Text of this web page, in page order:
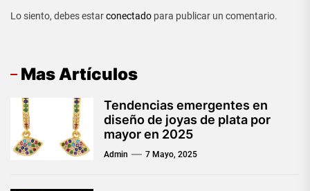
Lo siento, debes estarconectado para publicar un comentario.
Mas Artículos
Tendencias emergentes en
diseño de joyas de plata por
mayor en 2025
Admin 7 Mayo, 2025